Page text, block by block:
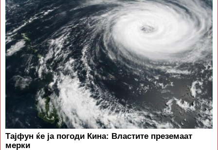
Тајфун ќе ја погоди Кина: Властите преземаат
мерки